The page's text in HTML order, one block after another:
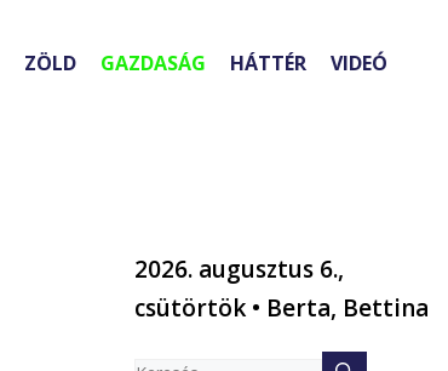
ZÖLD GAZDASÁG HÁTTÉR VIDEÓ
2026. augusztus 6.,
csütörtök • Berta, Bettina